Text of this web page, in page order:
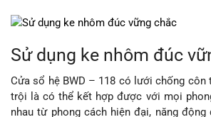
Sử dụng ke nhôm đúc
Cửa sổ hệ BWD – 118 có lưới chống côn
trội là có thể kết hợp được với mọi
nhau từ phong cách hiện đại, năng